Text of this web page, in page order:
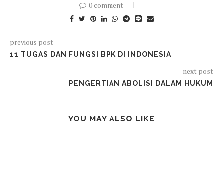
0 comment
previous post
11 TUGAS DAN FUNGSI BPK DI INDONESIA
next post
PENGERTIAN ABOLISI DALAM HUKUM
YOU MAY ALSO LIKE